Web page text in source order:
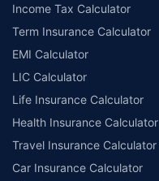
Income Tax Calculator
Term Insurance Calculator
EMI Calculator
LIC Calculator
Life Insurance Calculator
Health Insurance Calculator
Travel Insurance Calculator
Car Insurance Calculator